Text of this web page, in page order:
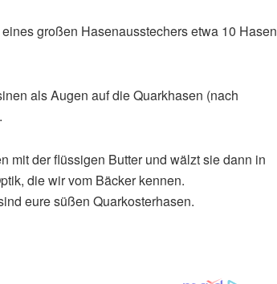
großen Hasenausstechers etwa 10 Hasen
als Augen auf die Quarkhasen (nach
mit der flüssigen Butter und wälzt sie dann in
die wir vom Bäcker kennen.
eure süßen Quarkosterhasen.